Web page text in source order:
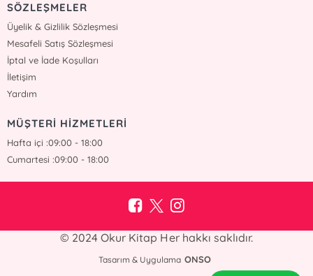
SÖZLEŞMELER
Üyelik & Gizlilik Sözleşmesi
Mesafeli Satış Sözleşmesi
İptal ve İade Koşulları
İletişim
Yardım
MÜŞTERİ HİZMETLERİ
Hafta içi :09:00 - 18:00
Cumartesi :09:00 - 18:00
© 2024 Okur Kitap Her hakkı saklıdır.
Tasarım & Uygulama ONSO